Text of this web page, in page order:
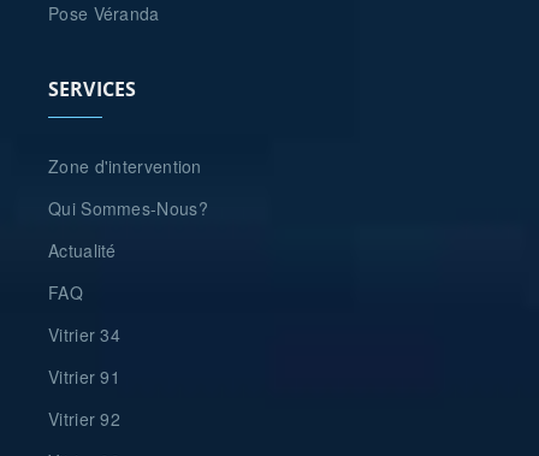
Pose Véranda
SERVICES
Zone d'intervention
Qui Sommes-Nous?
Actualité
FAQ
Vitrier 34
Vitrier 91
Vitrier 92